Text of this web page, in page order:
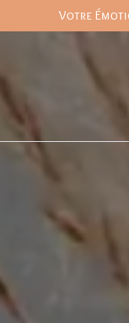
Votre